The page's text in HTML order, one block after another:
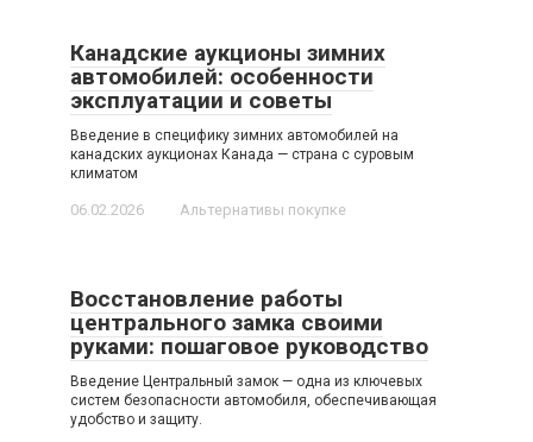
Канадские аукционы зимних
автомобилей: особенности
эксплуатации и советы
Введение в специфику зимних автомобилей на
канадских аукционах Канада — страна с суровым
климатом
06.02.2026 Альтернативы покупке
Восстановление работы
центрального замка своими
руками: пошаговое руководство
Введение Центральный замок — одна из ключевых
систем безопасности автомобиля, обеспечивающая
удобство и защиту.